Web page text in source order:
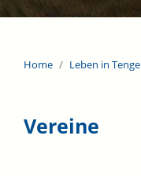
Home Leben in
Vereine